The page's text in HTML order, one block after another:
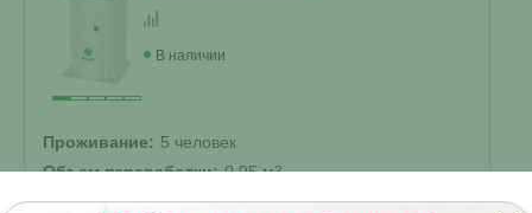
В наличии
Проживание: 5 человек
Объем переработки: 0.95 м3
Отвод стоков: